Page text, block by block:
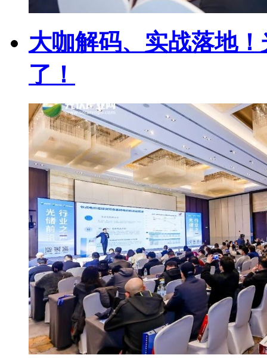
大咖解码、实战落地
了！